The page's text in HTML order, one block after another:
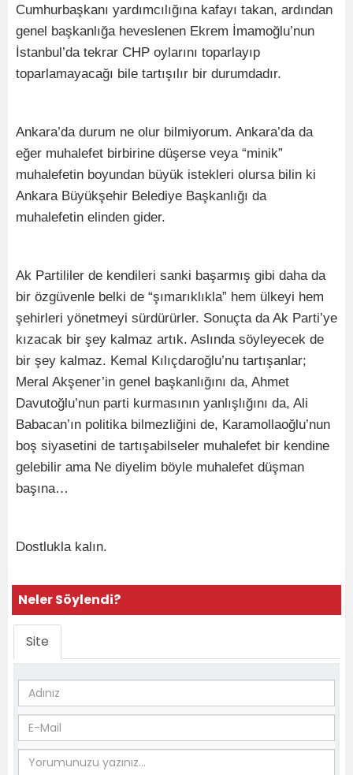
Cumhurbaşkanı yardımcılığına kafayı takan, ardından
genel başkanlığa heveslenen Ekrem İmamoğlu’nun
İstanbul’da tekrar CHP oylarını toparlayıp
toparlamayacağı bile tartışılır bir durumdadır.
Ankara’da durum ne olur bilmiyorum. Ankara’da da
eğer muhalefet birbirine düşerse veya “minik”
muhalefetin boyundan büyük istekleri olursa bilin ki
Ankara Büyükşehir Belediye Başkanlığı da
muhalefetin elinden gider.
Ak Partililer de kendileri sanki başarmış gibi daha da
bir özgüvenle belki de “şımarıklıkla” hem ülkeyi hem
şehirleri yönetmeyi sürdürürler. Sonuçta da Ak Parti’ye
kızacak bir şey kalmaz artık. Aslında söyleyecek de
bir şey kalmaz. Kemal Kılıçdaroğlu’nu tartışanlar;
Meral Akşener’in genel başkanlığını da, Ahmet
Davutoğlu’nun parti kurmasının yanlışlığını da, Ali
Babacan’ın politika bilmezliğini de, Karamollaoğlu’nun
boş siyasetini de tartışabilseler muhalefet bir kendine
gelebilir ama Ne diyelim böyle muhalefet düşman
başına…
Dostlukla kalın.
Neler Söylendi?
Site